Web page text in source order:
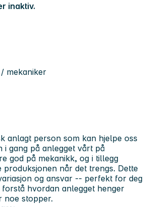
inaktiv.
mekaniker
anlagt person som kan hjelpe oss
i gang på anlegget vårt på
god på mekanikk, og i tillegg
produksjonen når det trengs. Dette
og ansvar -- perfekt for deg
hvordan anlegget henger
noe stopper.